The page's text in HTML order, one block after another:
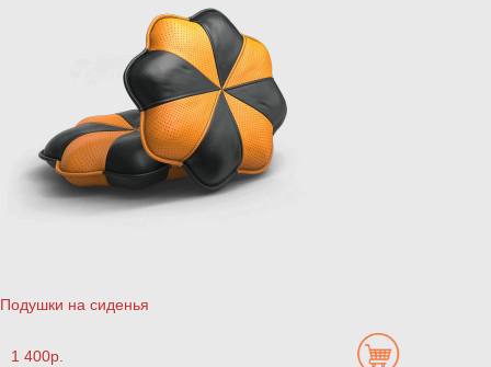
Подушки на сиденья
1 400р.